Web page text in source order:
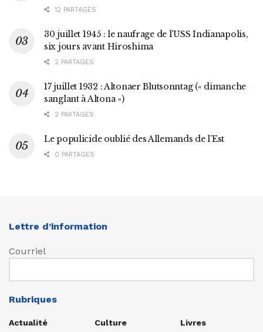
12 PARTAGES
30 juillet 1945 : le naufrage de l’USS Indianapolis,
six jours avant Hiroshima
2 PARTAGES
17 juillet 1932 : Altonaer Blutsonntag (« dimanche
sanglant à Altona »)
2 PARTAGES
Le populicide oublié des Allemands de l’Est
0 PARTAGES
Lettre d’information
Courriel
Rubriques
Actualité
Culture
Livres